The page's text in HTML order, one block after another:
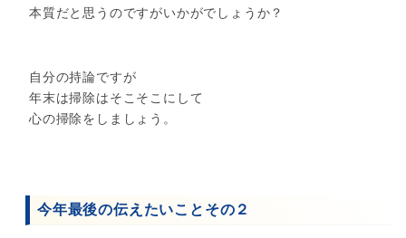
本質だと思うのですがいかがでしょうか？
自分の持論ですが
年末は掃除はそこそこにして
心の掃除をしましょう。
今年最後の伝えたいことその２